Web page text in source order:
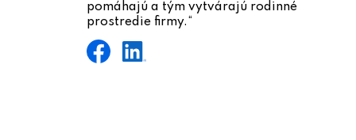
pomáhajú a tým vytvárajú rodinné
prostredie firmy.“